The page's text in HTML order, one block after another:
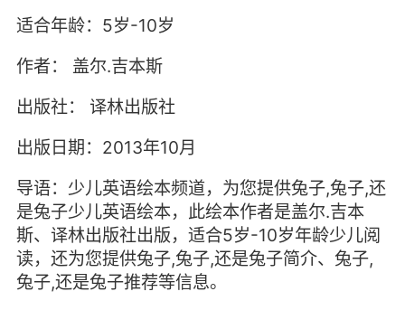
适合年龄：5岁-10岁
作者：
盖尔.吉本斯
出版社：
译林出版社
出版日期：2013年10月
导语：少儿英语绘本频道，为您提供兔子,兔子,还
是兔子少儿英语绘本，此绘本作者是盖尔.吉本
斯、译林出版社出版，适合5岁-10岁年龄少儿阅
读，还为您提供兔子,兔子,还是兔子简介、兔子,
兔子,还是兔子推荐等信息。